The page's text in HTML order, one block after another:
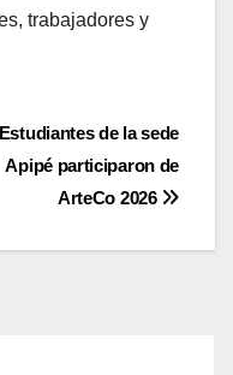
trabajadores y
Estudiantes de la sede
Apipé participaron de
ArteCo 2026